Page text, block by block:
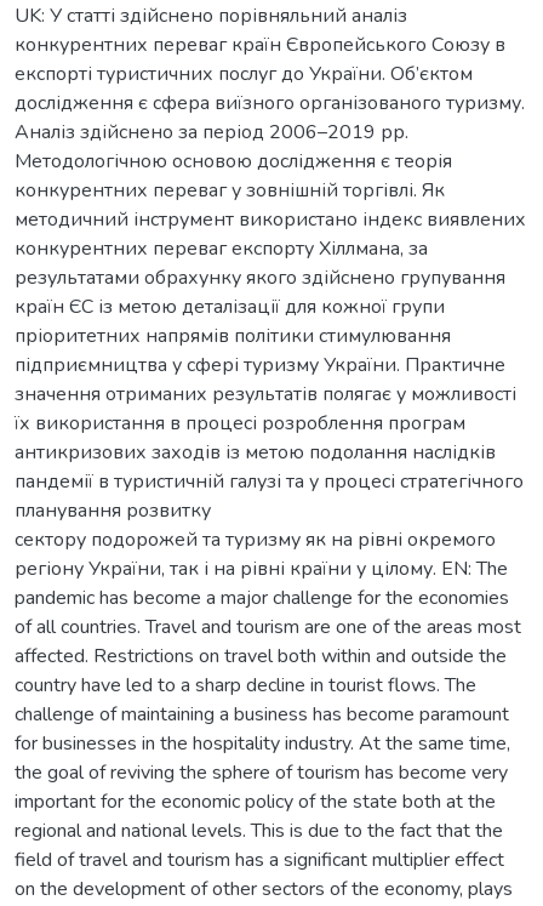
UK: У статті здійснено порівняльний аналіз
конкурентних переваг країн Європейського Союзу в
експорті туристичних послуг до України. Об’єктом
дослідження є сфера виїзного організованого туризму.
Аналіз здійснено за період 2006–2019 рр.
Методологічною основою дослідження є теорія
конкурентних переваг у зовнішній торгівлі. Як
методичний інструмент використано індекс виявлених
конкурентних переваг експорту Хіллмана, за
результатами обрахунку якого здійснено групування
країн ЄС із метою деталізації для кожної групи
пріоритетних напрямів політики стимулювання
підприємництва у сфері туризму України. Практичне
значення отриманих результатів полягає у можливості
їх використання в процесі розроблення програм
антикризових заходів із метою подолання наслідків
пандемії в туристичній галузі та у процесі стратегічного
планування розвитку
сектору подорожей та туризму як на рівні окремого
регіону України, так і на рівні країни у цілому. EN: The
pandemic has become a major challenge for the economies
of all countries. Travel and tourism are one of the areas most
affected. Restrictions on travel both within and outside the
country have led to a sharp decline in tourist flows. The
challenge of maintaining a business has become paramount
for businesses in the hospitality industry. At the same time,
the goal of reviving the sphere of tourism has become very
important for the economic policy of the state both at the
regional and national levels. This is due to the fact that the
field of travel and tourism has a significant multiplier effect
on the development of other sectors of the economy, plays